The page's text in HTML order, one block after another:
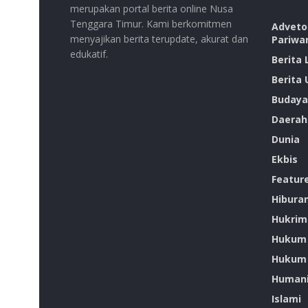
merupakan portal berita online Nusa
Tenggara Timur. Kami berkomitmen
menyajikan berita terupdate, akurat dan
edukatif.
Berita
Berita
Budaya
Daerah
Dunia
Ekbis
Hukrim
Hukum
Islami